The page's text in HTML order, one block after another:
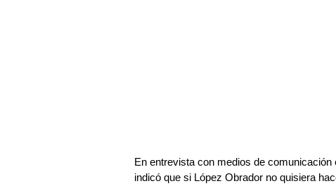
En entrevista con medios de
indicó que si López Obrador no quisiera